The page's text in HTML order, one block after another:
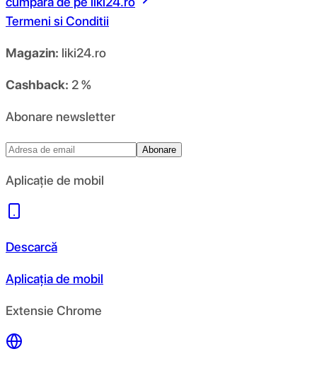
Termeni si Conditii
Magazin: liki24.ro
Cashback: 2 %
Abonare newsletter
Abonare
Aplicație de mobil
Descarcă
Aplicația de mobil
Extensie Chrome